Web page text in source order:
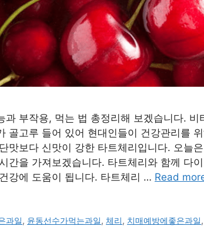
과 부작용, 먹는 법 총정리해 보겠습니다.
골고루 들어 있어 현대인들이 건강관리를
맛보다 신맛이 강한 타트체리입니다. 오늘
간을 가져보겠습니다. 타트체리와 함께 다
강에 도움이 됩니다. 타트체리 … Read
과일, 윤동선수가먹는과일, 체리, 치매예방에좋은과일,